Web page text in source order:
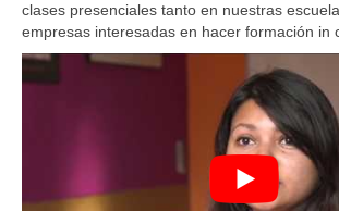
clases presenciales tanto en nuestras
empresas interesadas en hacer formación in